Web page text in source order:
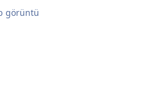
görüntü